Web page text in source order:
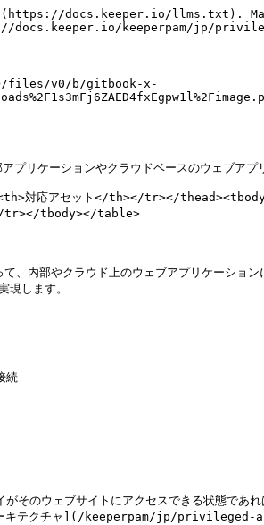
docs.keeper.io/llms.txt).
keeperpam/jp/
files/v0/b/gitbook-x-
プリケーションやクラウドベースのウェブアプ
応アセット</th></tr></
tr></tbody></table>
、内部やクラウド上のウェブアプリケーシ
現します。
続
そのウェブサイトにアクセスできる状態で
ーク[アーキテクチャ](/keeperpam/jp/